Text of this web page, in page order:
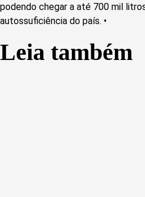
podendo chegar a até 700 mil
autossuficiência do país. •
Leia também